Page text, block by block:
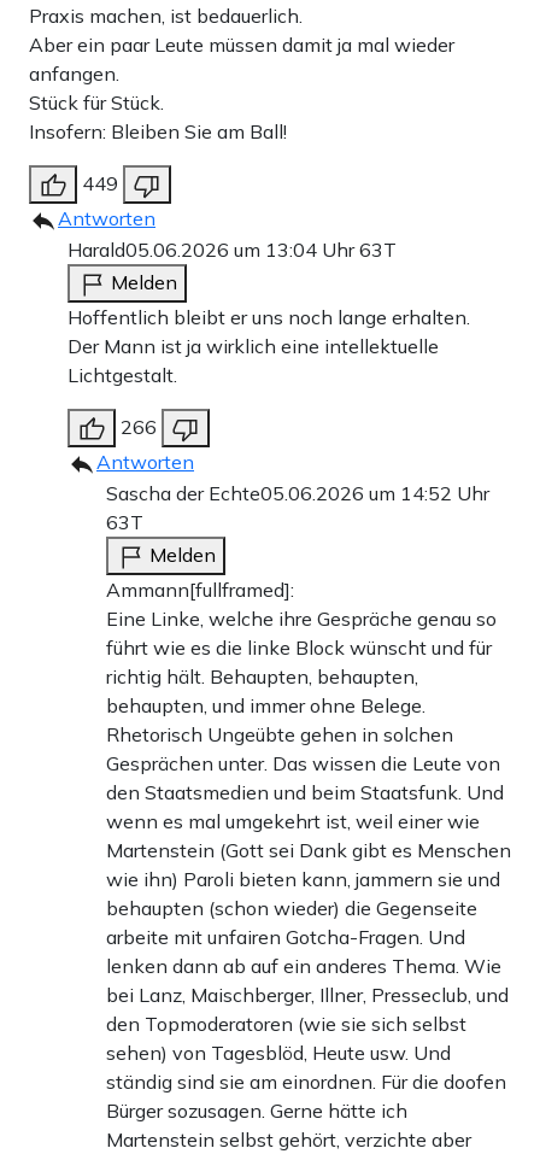
Praxis machen, ist bedauerlich.
Aber ein paar Leute müssen damit ja mal wieder
anfangen.
Stück für Stück.
Insofern: Bleiben Sie am Ball!
449
Antworten
Harald05.06.2026 um 13:04 Uhr63T
Melden
Hoffentlich bleibt er uns noch lange erhalten.
Der Mann ist ja wirklich eine intellektuelle
Lichtgestalt.
266
Antworten
Sascha der Echte05.06.2026 um 14:52 Uhr
63T
Melden
Ammann[fullframed]:
Eine Linke, welche ihre Gespräche genau so
führt wie es die linke Block wünscht und für
richtig hält. Behaupten, behaupten,
behaupten, und immer ohne Belege.
Rhetorisch Ungeübte gehen in solchen
Gesprächen unter. Das wissen die Leute von
den Staatsmedien und beim Staatsfunk. Und
wenn es mal umgekehrt ist, weil einer wie
Martenstein (Gott sei Dank gibt es Menschen
wie ihn) Paroli bieten kann, jammern sie und
behaupten (schon wieder) die Gegenseite
arbeite mit unfairen Gotcha-Fragen. Und
lenken dann ab auf ein anderes Thema. Wie
bei Lanz, Maischberger, Illner, Presseclub, und
den Topmoderatoren (wie sie sich selbst
sehen) von Tagesblöd, Heute usw. Und
ständig sind sie am einordnen. Für die doofen
Bürger sozusagen. Gerne hätte ich
Martenstein selbst gehört, verzichte aber